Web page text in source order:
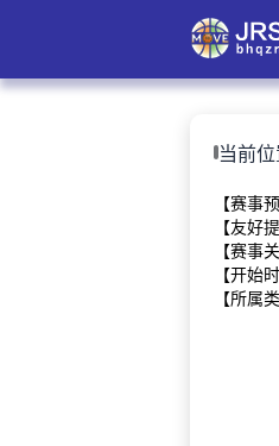
当前位
【赛事
【友好
【赛事
【开始
【所属